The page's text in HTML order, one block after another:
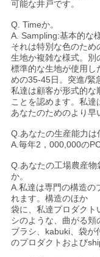
可能な井戸です。
Q. Timeか。
A. Sampling:基本的な
それは特別な色のため
生地か複雑な様式。別
標準的な生地が使用し
めの35-45日。突進/緊
私達は顧客が形式的な
ことを認めます。私
あなたのためのより早
Q.あなたの生産能力は
A.毎年2，000,000のPC
Q.あなたの工場農産
か。
A.私達は専門の構造の
れます。構造のほか
袋に、私達プロダクト
シのような、曲がる頬
ブラシ、kabuki、袋が
のプロダクトおよび